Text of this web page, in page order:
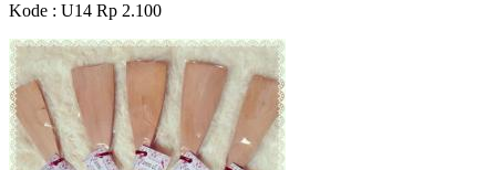
Kode : U14 Rp 2.100